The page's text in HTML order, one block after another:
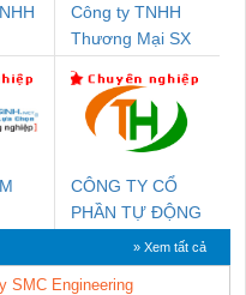
Công ty TNHH
Thương Mại SX
CÔNG TY CỔ
PHẦN TỰ ĐỘNG
TIẾN HƯNG» Xem tất cả
SMC Engineering